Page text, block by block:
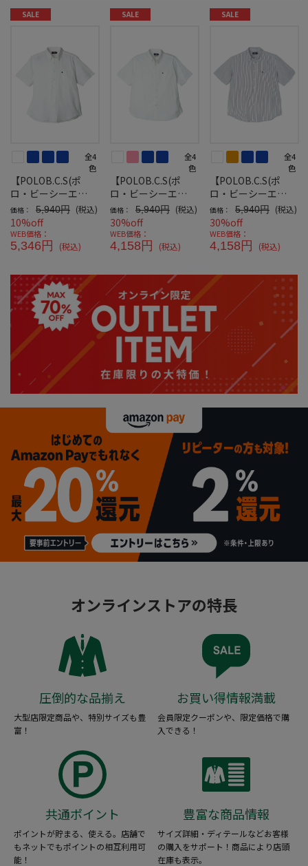
SALE
全4
色
【POLOB.C.S(ポ
ロ・ビーシーエ
ス)】シアサッカー
ハケメ無地
価格： 5,940円 (税込)
10%off
WEB価格：
5,346円 (税込)
SALE
全4
色
【POLOB.C.S(ポ
ロ・ビーシーエ
ス)】クラシックオ
ックス無地(半袖)
価格： 5,940円 (税込)
30%off
WEB価格：
4,158円 (税込)
SALE
全4
色
【POLOB.C.S(ポ
ロ・ビーシーエ
ス)】シアサッカー
ストライプシャツ
価格： 5,940円 (税込)
30%off
WEB価格：
4,158円 (税込)
オンラインストアの特長
圧倒的な品揃え
大型店限定商品や、特別サイズも豊
富！
お買い得情報満載
会員限定クーポンや、限定価格で購
入できる！
共通ポイント
ポイントが貯まる、使える。店舗で
もネットでもポイントの相互利用可
能！
豊富な商品情報
サイズ詳細・ディテールなどお客様
の購入をサポート！商品により店頭
在庫も表示。